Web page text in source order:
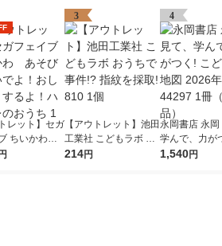
レット】セガ
ちいかわ
おいでよ！お
円
3
【アウトレット】池田
工業社 こどもラボ お
うちで事件!? 指紋を
214円
4
永岡書店 永岡
学んで、力が
ども日本地図
1,540円